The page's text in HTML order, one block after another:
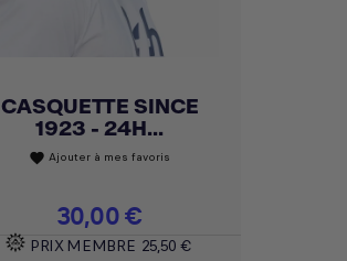
CASQUETTE SINCE
1923 - 24H...
favorite Ajouter à mes favoris
Prix
30,00 €
PRIX MEMBRE 25,50 €